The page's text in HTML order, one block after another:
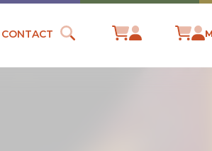
CONTACT